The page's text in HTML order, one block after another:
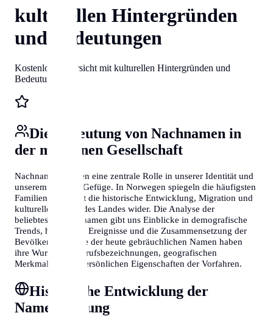
kulturellen Hintergründen
und Bedeutungen
Kostenlose Übersicht mit kulturellen Hintergründen und
Bedeutungen
Die Bedeutung von Nachnamen in
der modernen Gesellschaft
Nachnamen spielen eine zentrale Rolle in unserer Identität und
unserem sozialen Gefüge. In Norwegen spiegeln die häufigsten
Familiennamen oft die historische Entwicklung, Migration und
kulturelle Vielfalt des Landes wider. Die Analyse der
beliebtesten Nachnamen gibt uns Einblicke in demografische
Trends, historische Ereignisse und die Zusammensetzung der
Bevölkerung. Viele der heute gebräuchlichen Namen haben
ihre Wurzeln in Berufsbezeichnungen, geografischen
Merkmalen oder persönlichen Eigenschaften der Vorfahren.
Historische Entwicklung der
Namensgebung